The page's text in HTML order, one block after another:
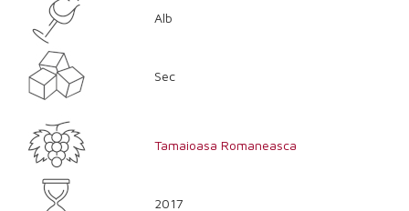
Alb
Sec
Tamaioasa Romaneasca
2017